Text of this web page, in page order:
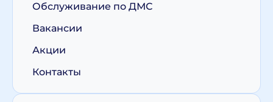
Обслуживание по ДМС
Вакансии
Акции
Контакты